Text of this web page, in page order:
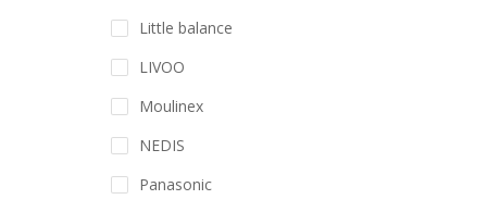
Little balance
LIVOO
Moulinex
NEDIS
Panasonic